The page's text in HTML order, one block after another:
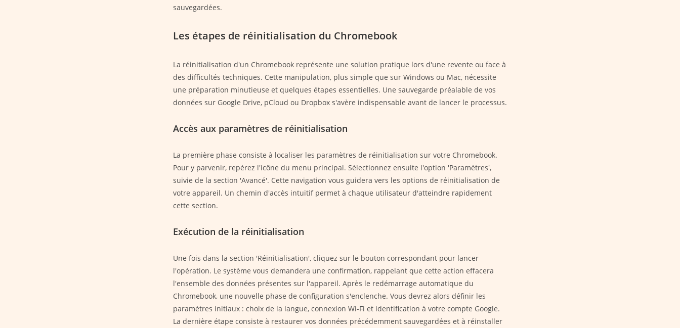
sauvegardées.
Les étapes de réinitialisation du Chromebook
La réinitialisation d'un Chromebook représente une solution pratique lors d'une revente ou face à
des difficultés techniques. Cette manipulation, plus simple que sur Windows ou Mac, nécessite
une préparation minutieuse et quelques étapes essentielles. Une sauvegarde préalable de vos
données sur Google Drive, pCloud ou Dropbox s'avère indispensable avant de lancer le processus.
Accès aux paramètres de réinitialisation
La première phase consiste à localiser les paramètres de réinitialisation sur votre Chromebook.
Pour y parvenir, repérez l'icône du menu principal. Sélectionnez ensuite l'option 'Paramètres',
suivie de la section 'Avancé'. Cette navigation vous guidera vers les options de réinitialisation de
votre appareil. Un chemin d'accès intuitif permet à chaque utilisateur d'atteindre rapidement
cette section.
Exécution de la réinitialisation
Une fois dans la section 'Réinitialisation', cliquez sur le bouton correspondant pour lancer
l'opération. Le système vous demandera une confirmation, rappelant que cette action effacera
l'ensemble des données présentes sur l'appareil. Après le redémarrage automatique du
Chromebook, une nouvelle phase de configuration s'enclenche. Vous devrez alors définir les
paramètres initiaux : choix de la langue, connexion Wi-Fi et identification à votre compte Google.
La dernière étape consiste à restaurer vos données précédemment sauvegardées et à réinstaller